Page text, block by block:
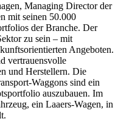
Managing Director der
mit seinen 50.000
der Branche. Der
zu sein – mit
Angeboten.
vertrauensvolle
und Herstellern. Die
Waggons sind ein
auszubauen. Im
ein Laaers-Wagen, in